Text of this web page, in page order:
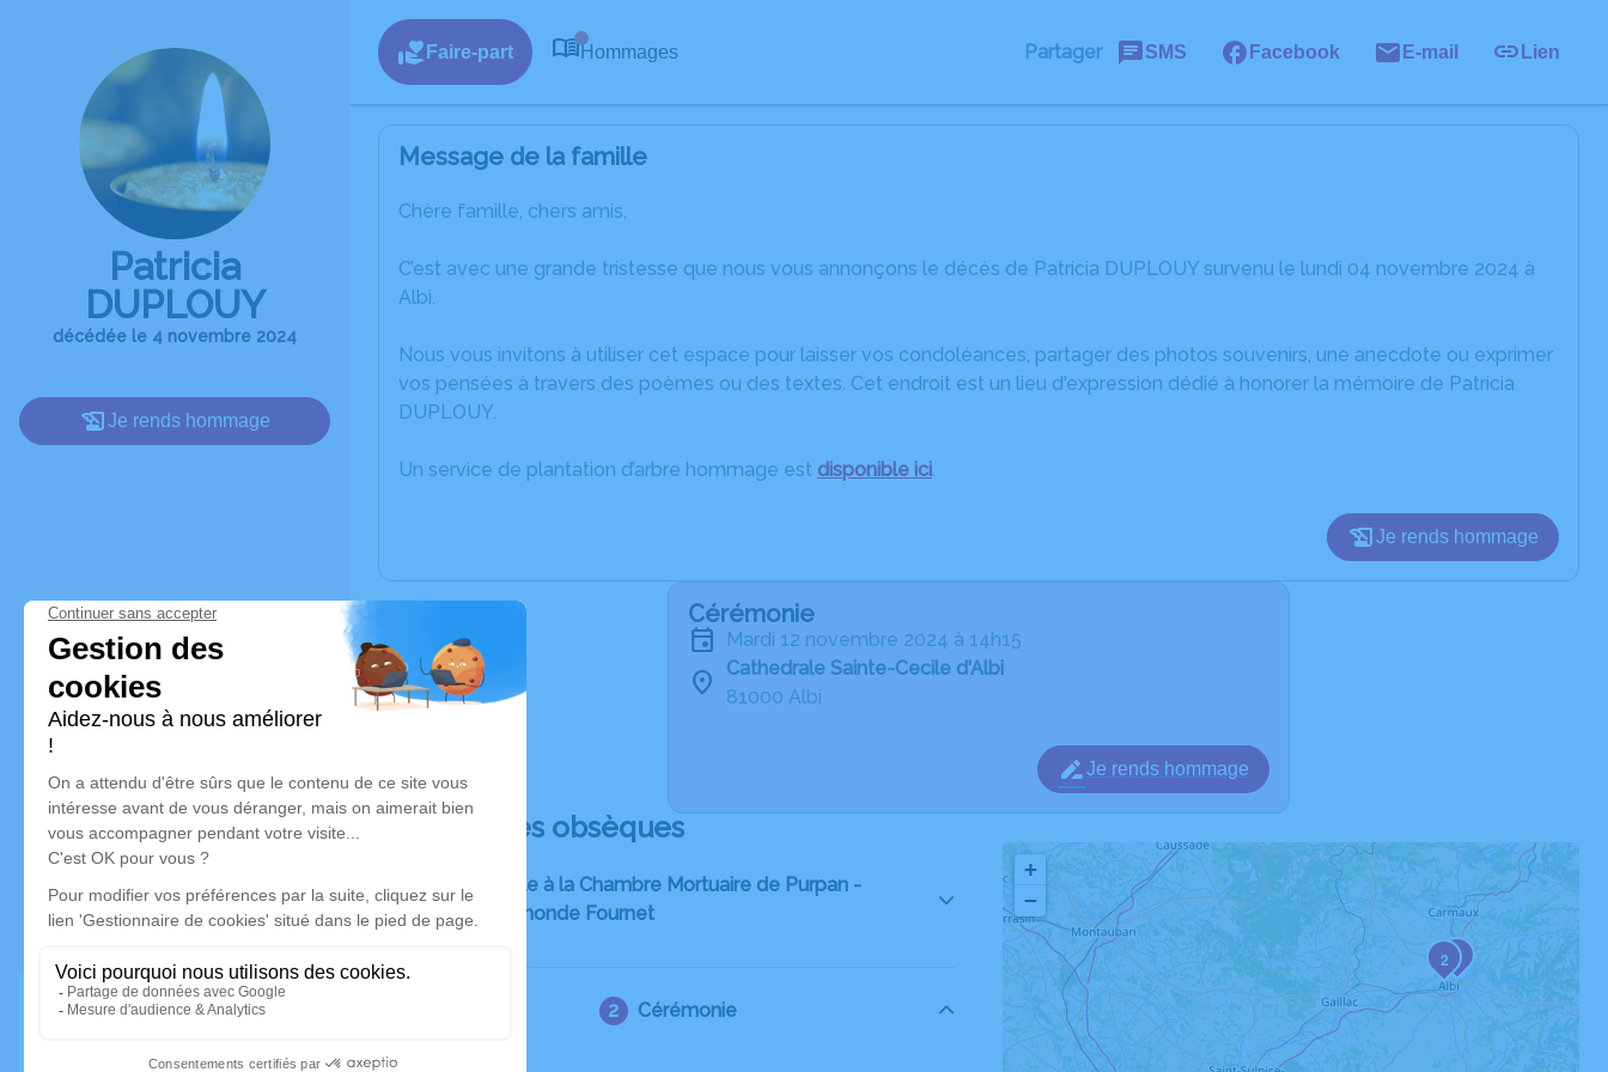
Patricia
DUPLOUY
décédée le 4 novembre 2024
Je rends hommage
Faire-part Hommages Partager SMS Facebook E-mail Lien
Message de la famille
Chère famille, chers amis,
C’est avec une grande tristesse que nous vous annonçons le décès de Patricia DUPLOUY survenu le lundi 04 novembre 2024 à
Albi.
Nous vous invitons à utiliser cet espace pour laisser vos condoléances, partager des photos souvenirs, une anecdote ou exprimer
vos pensées à travers des poèmes ou des textes. Cet endroit est un lieu d'expression dédié à honorer la mémoire de Patricia
DUPLOUY.
Un service de plantation d’arbre hommage est disponible ici.
Je rends hommage
Cérémonie
mardi 12 novembre 2024 à 14h15
Cathedrale Sainte-Cecile d'Albi
81000 Albi
Je rends hommage
Déroulé des obsèques
Rdv Famille à la Chambre Mortuaire de Purpan -
bâtiment Raymonde Fournet
Cérémonie
2 3
+
−